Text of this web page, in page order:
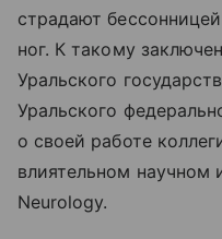
страдают
ног. К такому
Уральского
Уральского
о своей работе
влиятельном научном
Neurology.